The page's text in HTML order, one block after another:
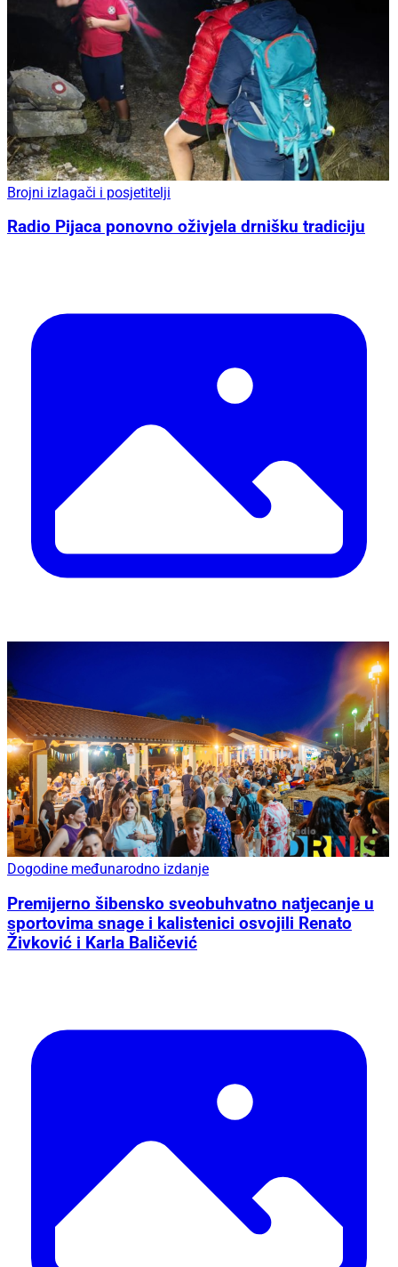
Brojni izlagači i posjetitelji
Radio Pijaca ponovno oživjela drnišku tradiciju
Dogodine međunarodno izdanje
Premijerno šibensko sveobuhvatno natjecanje u
sportovima snage i kalistenici osvojili Renato
Živković i Karla Baličević